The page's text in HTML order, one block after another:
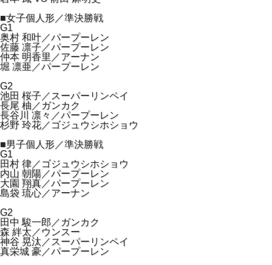
■女子個人形／準決勝戦
G1
奥村 和叶／パープーレン
佐藤 凛子／パープーレン
仲本 明香里／アーナン
堀 凛亜／パープーレン
G2
池田 桜子／スーパーリンペイ
長尾 柚／ガンカク
長谷川 凛々／パープーレン
杉野 玲花／ゴジュウシホショウ
■男子個人形／準決勝戦
G1
田村 律／ゴジュウシホショウ
内山 朝陽／パープーレン
大園 翔真／パープーレン
島袋 琉心／アーナン
G2
田中 駿一郎／ガンカク
森 絆太／ウンスー
神谷 晃汰／スーパーリンペイ
真栄城 豪／パープーレン